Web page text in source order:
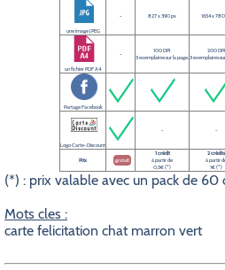
une image JPEG
- 827 x 390 px 1654 x
un fichier PDF A4
-
100 DPI
3 exemplaires sur la page.
200 DPI
3 exemplaires
Partage Facebook
Logo Carte-Discount
- -
Prix gratuit
1 crédit
à partir de
0,5€ (*)
2 crédits
à partir
1€ (*)
(*) : prix valable avec un pack de 60
Mots cles :
carte felicitation chat marron vert